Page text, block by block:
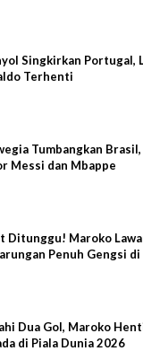
Singkirkan Portugal,
Terhenti
Tumbangkan Brasil,
Messi dan Mbappe
Ditunggu! Maroko
Penuh Gengsi
Dua Gol, Maroko
di Piala Dunia 2026